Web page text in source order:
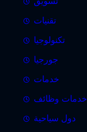
تقنيات
تكنولوجيا
جورجيا
خدمات
خدمات وظائف
دول سياحية